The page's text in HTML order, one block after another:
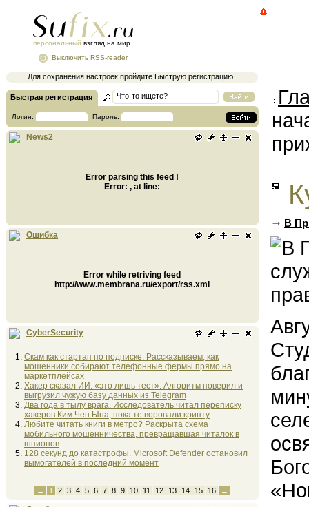
персональный взгляд на мир
Для сохранения настроек пройдите Быструю регистрацию
Выключить RSS-reader
Быстрая регистрация
Логин: Пароль:
News2
Error parsing this feed !
Error: , at line:
Ошибка
Error while retriving feed
http://www.membrana.ru/export/rss.xml
CyberSecurity
Скам как стартап по подписке. Рассказываем, как
мошенники собирают телефонные фермы прямо на
маркетплейсах
Хакер сказал ИИ: «это лишь тест». Алгоритм поверил и
выгрузил чужую базу данных из Telegram
Два года в тылу врага. Исследователь читал переписку
хакеров Ким Чен Ына, пока те воровали крипту
Любите читать книги в метро? Раскрыта схема
мобильного мошенничества, превращавшая читалок в
шпионов
128 секунд до катастрофы. Microsoft Defender остановил
вымогателей в последний момент
← 1 2 3 4 5 6 7 8 9 10 11 12 13 14 15 16 →
В